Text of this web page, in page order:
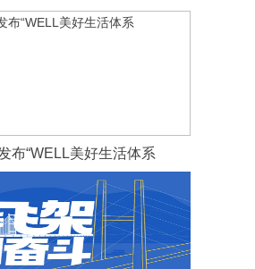
布“WELL美好生活体系